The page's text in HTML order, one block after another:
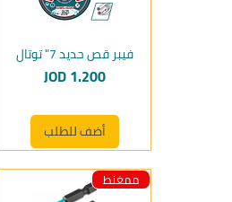
فيبر قص حديد 7" توتال
السعر
JOD 1.200
أضف للطلب
ممغنط